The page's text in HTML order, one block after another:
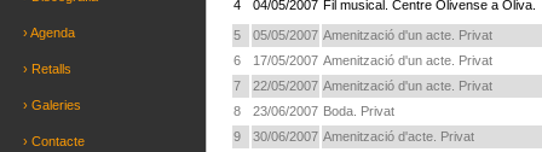
› Agenda
› Retalls
› Galeries
› Contacte
4
04/05/2007 Fil musical. Centre Olivense a Oliva.
5 05/05/2007 Amenització d'un acte. Privat
6
17/05/2007 Amenització d'un acte. Privat
7
22/05/2007 Amenització d'un acte. Privat
8
23/06/2007 Boda. Privat
9
30/06/2007 Amenització d'acte. Privat